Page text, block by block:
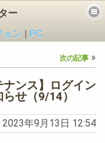
ー
ン
PC
次の記事 »
ナンス】ログイン
せ（9/14）
2023年9月13日 12:54